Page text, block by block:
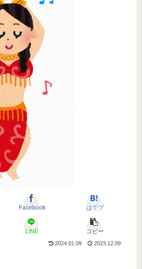
Facebook はてブ
LINE コピー
2024.01.09 2023.12.09